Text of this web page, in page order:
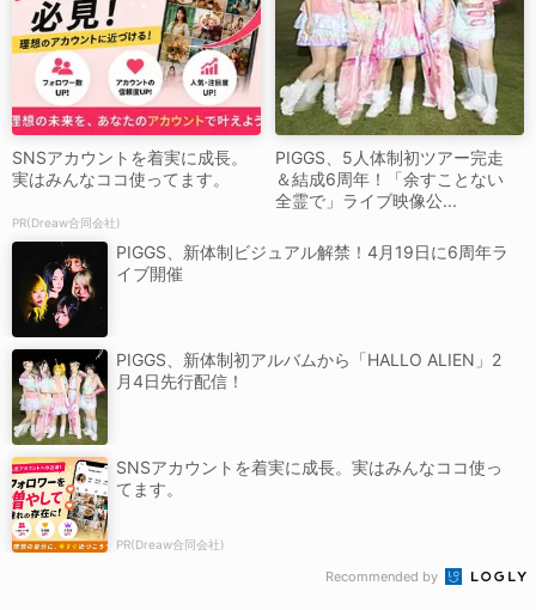
SNSアカウントを着実に成長。
実はみんなココ使ってます。
PR(Dreaw合同会社)
PIGGS、5人体制初ツアー完走
＆結成6周年！「余すことない
全霊で」ライブ映像公...
PIGGS、新体制ビジュアル解禁！4月19日に6周年ラ
イブ開催
PIGGS、新体制初アルバムから「HALLO ALIEN」2
月4日先行配信！
SNSアカウントを着実に成長。実はみんなココ使っ
てます。
PR(Dreaw合同会社)
Recommended by